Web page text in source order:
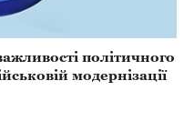
політичного
модернізації